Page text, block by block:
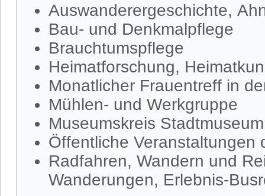
Auswanderergeschichte,
Bau- und Denkmalpflege
Brauchtumspflege
Heimatforschung,
Monatlicher Frauentreff in
Mühlen- und Werkgruppe
Museumskreis
Öffentliche Veranstaltungen
Radfahren, Wandern und
Wanderungen, Erlebnis-